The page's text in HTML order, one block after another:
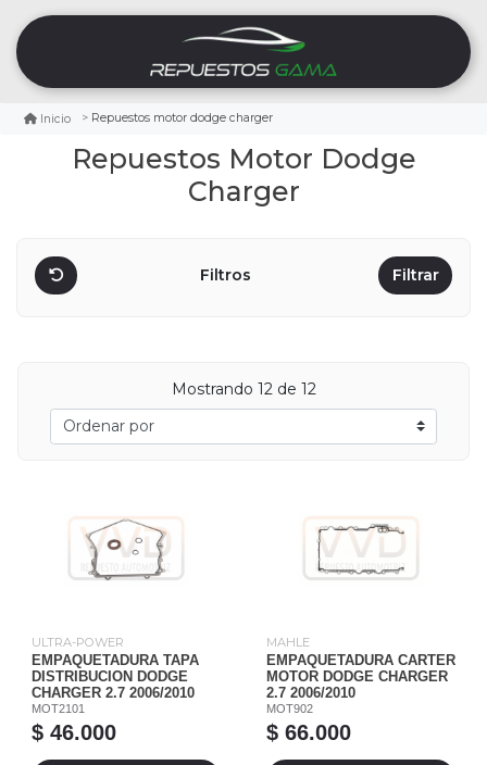
Inicio Repuestos motor dodge charger
Repuestos Motor Dodge
Charger
Filtros Filtrar
Mostrando 12 de 12
ULTRA-POWER
EMPAQUETADURA TAPA
DISTRIBUCION DODGE
CHARGER 2.7 2006/2010
MOT2101
$ 46.000
MAHLE
EMPAQUETADURA CARTER
MOTOR DODGE CHARGER
2.7 2006/2010
MOT902
$ 66.000